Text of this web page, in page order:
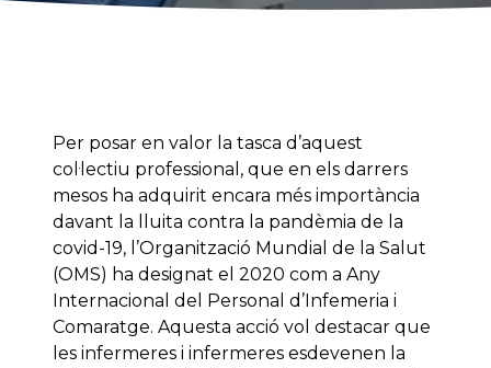
Per posar en valor la tasca d’aquest
col·lectiu professional, que en els darrers
mesos ha adquirit encara més importància
davant la lluita contra la pandèmia de la
covid-19, l’Organització Mundial de la Salut
(OMS) ha designat el 2020 com a Any
Internacional del Personal d’Infemeria i
Comaratge. Aquesta acció vol destacar que
les infermeres i infermeres esdevenen la